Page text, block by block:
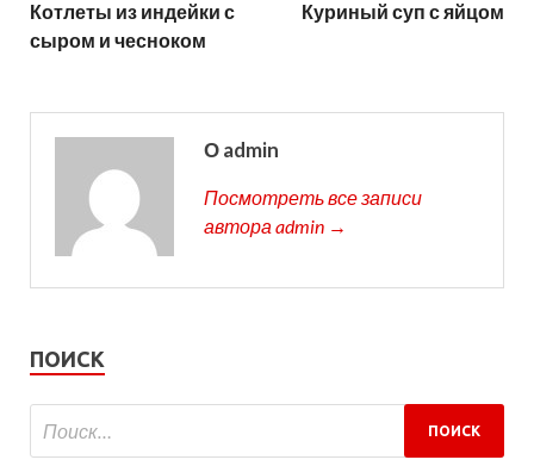
Котлеты из индейки с
сыром и чесноком
Куриный суп с яйцом
О admin
Посмотреть все записи
автора admin →
ПОИСК